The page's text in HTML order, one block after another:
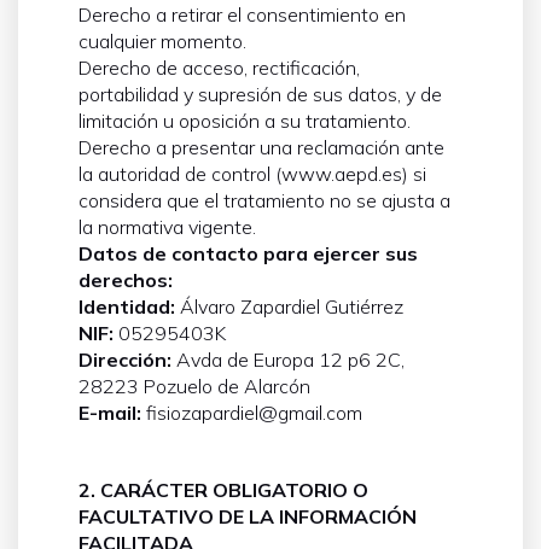
Derecho a retirar el consentimiento en
cualquier momento.
Derecho de acceso, rectificación,
portabilidad y supresión de sus datos, y de
limitación u oposición a su tratamiento.
Derecho a presentar una reclamación ante
la autoridad de control (www.aepd.es) si
considera que el tratamiento no se ajusta a
la normativa vigente.
Datos de contacto para ejercer sus
derechos:
Identidad: Álvaro Zapardiel Gutiérrez
NIF: 05295403K
Dirección: Avda de Europa 12 p6 2C,
28223 Pozuelo de Alarcón
E-mail: fisiozapardiel@gmail.com
2. CARÁCTER OBLIGATORIO O
FACULTATIVO DE LA INFORMACIÓN
FACILITADA